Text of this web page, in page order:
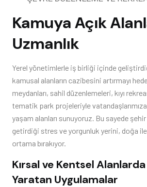
Kamuya Açık
Uzmanlık
Yerel yönetimlerle iş birliği içinde
kamusal alanların cazibesini artırmayı
meydanları, sahil düzenlemeleri, kıyı
tematik park projeleriyle
yaşam alanları sunuyoruz. Bu sayede şehir
getirdiği stres ve yorgunluk yerini, doğa
ortama bırakıyor.
Kırsal ve Kentsel
Yaratan Uygulamalar